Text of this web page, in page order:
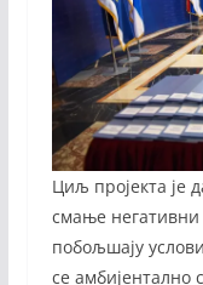
Циљ пројекта је
смање негативни
побољшају
се амбијентално